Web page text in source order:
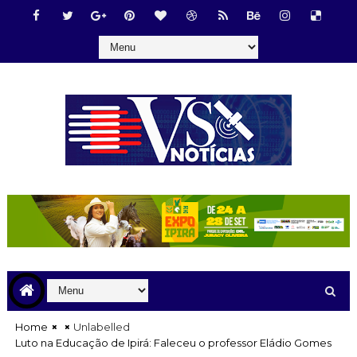
Home
Unlabelled
Luto na Educação de Ipirá: Faleceu o professor Eládio Gomes